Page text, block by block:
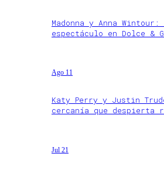
Madonna y Anna
espectáculo en Dolce &
Ago 11
Katy Perry y Justin
cercanía que despierta
Jul 21